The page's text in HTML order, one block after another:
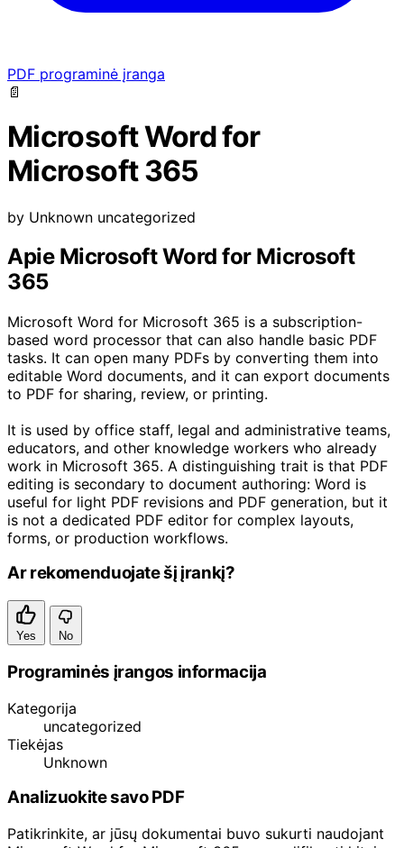
PDF programinė įranga
📄
Microsoft Word for
Microsoft 365
by Unknown uncategorized
Apie Microsoft Word for Microsoft
365
Microsoft Word for Microsoft 365 is a subscription-
based word processor that can also handle basic PDF
tasks. It can open many PDFs by converting them into
editable Word documents, and it can export documents
to PDF for sharing, review, or printing.
It is used by office staff, legal and administrative teams,
educators, and other knowledge workers who already
work in Microsoft 365. A distinguishing trait is that PDF
editing is secondary to document authoring: Word is
useful for light PDF revisions and PDF generation, but it
is not a dedicated PDF editor for complex layouts,
forms, or production workflows.
Ar rekomenduojate šį įrankį?
Yes No
Programinės įrangos informacija
Kategorija
uncategorized
Tiekėjas
Unknown
Analizuokite savo PDF
Patikrinkite, ar jūsų dokumentai buvo sukurti naudojant